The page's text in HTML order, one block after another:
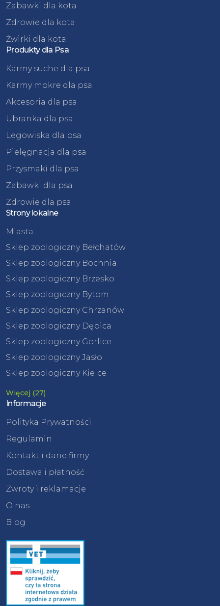
Zabawki dla kota
Zdrowie dla kota
Żwirki dla kota
Produkty dla Psa
Karmy suche dla psa
Karmy mokre dla psa
Akcesoria dla psa
Ubranka dla psa
Legowiska dla psa
Pielęgnacja dla psa
Przysmaki dla psa
Zabawki dla psa
Zdrowie dla psa
Strony lokalne
Miasta
Sklep zoologiczny Bełchatów
Sklep zoologiczny Bochnia
Sklep zoologiczny Brzesko
Sklep zoologiczny Bytom
Sklep zoologiczny Chrzanów
Sklep zoologiczny Dębica
Sklep zoologiczny Gorlice
Sklep zoologiczny Jasło
Sklep zoologiczny Kielce
Więcej (27)
Informacje
Polityka Prywatności
Regulamin
Kontakt i dane firmy
Dostawa i płatność
Zwroty i reklamacje
O nas
Blog